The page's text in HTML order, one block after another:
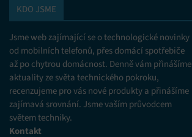
KDO JSME
Jsme web zajímající se o technologické novinky
od mobilních telefonů, přes domácí spotřebiče
až po chytrou domácnost. Denně vám přinášíme
aktuality ze světa technického pokroku,
recenzujeme pro vás nové produkty a přinášíme
zajímavá srovnání. Jsme vaším průvodcem
světem techniky.
Kontakt